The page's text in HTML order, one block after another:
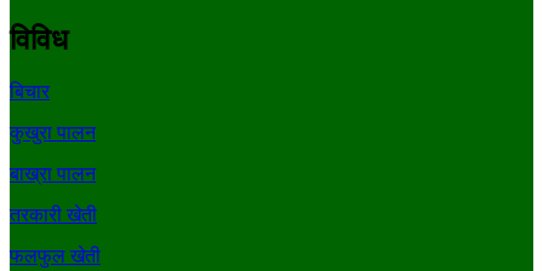
विविध
बिचार
कुखुरा पालन
बाख्रा पालन
तरकारी खेती
फलफुल खेती